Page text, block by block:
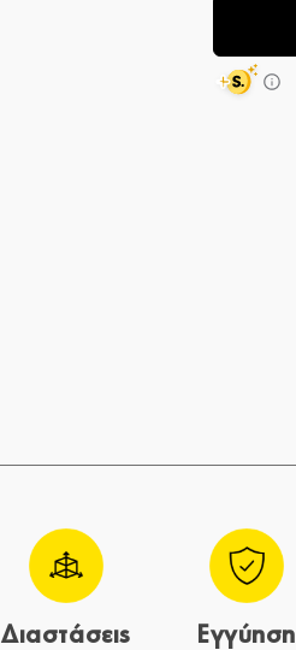
Διαστάσεις
Εγγύηση